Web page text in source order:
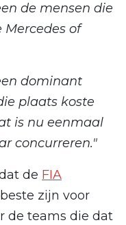
de mensen die
of
dominant
plaats koste
is nu eenmaal
concurreren."
de FIA
zijn voor
de teams die dat